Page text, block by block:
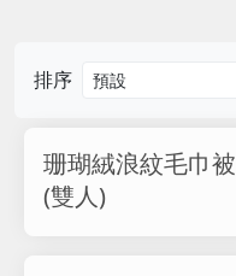
排序
珊瑚絨浪紋毛巾被
(雙人)